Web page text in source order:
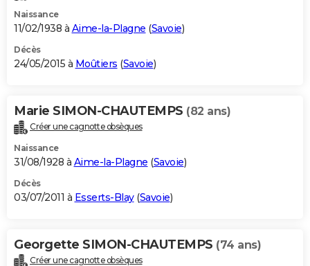
Naissance
11/02/1938 à Aime-la-Plagne (Savoie)
Décès
24/05/2015 à Moûtiers (Savoie)
Marie SIMON-CHAUTEMPS (82 ans)
Créer une cagnotte obsèques
Naissance
31/08/1928 à Aime-la-Plagne (Savoie)
Décès
03/07/2011 à Esserts-Blay(Savoie)
Georgette SIMON-CHAUTEMPS (74 ans)
Créer une cagnotte obsèques